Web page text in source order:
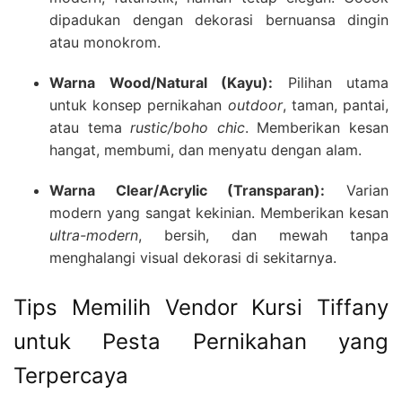
dipadukan dengan dekorasi bernuansa dingin
atau monokrom.
Warna Wood/Natural (Kayu): Pilihan utama
untuk konsep pernikahan outdoor, taman, pantai,
atau temarustic/boho chic. Memberikan kesan
hangat, membumi, dan menyatu dengan alam.
Warna Clear/Acrylic (Transparan): Varian
modern yang sangat kekinian. Memberikan kesan
ultra-modern, bersih, dan mewah tanpa
menghalangi visual dekorasi di sekitarnya.
Tips Memilih Vendor Kursi Tiffany
untuk Pesta Pernikahan yang
Terpercaya